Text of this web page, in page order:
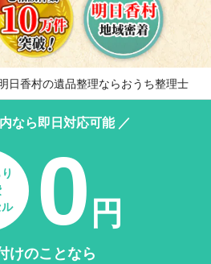
日香村の遺品整理ならおうち整理士
なら即日対応可能 ／
0 円
けのことなら